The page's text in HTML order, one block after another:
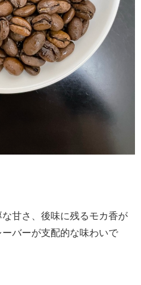
甘さ、後味に残るモカ香が
バーが支配的な味わいで